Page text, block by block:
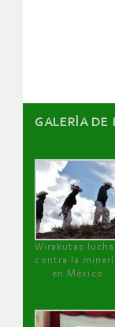
GALERÌA DE
Wirakutas
contra la
en México